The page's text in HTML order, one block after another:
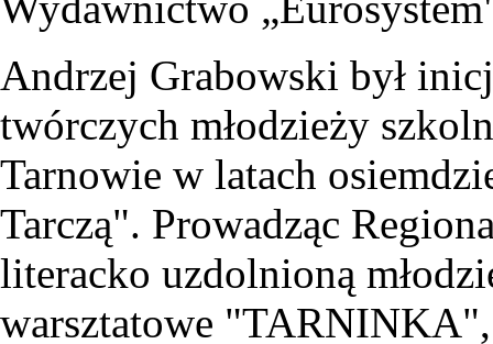
Andrzej Grabowski był
twórczych młodzieży
Tarnowie w latach
Tarczą". Prowadząc
literacko uzdolnioną
warsztatowe